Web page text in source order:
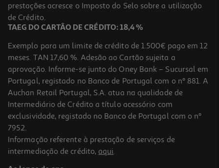
12,90 € PVP de editor
11,61 €
-10%
Livro Não Sou O Teu Pai De Julia Donaldson Sara Ogilvie
prestações acresce o Imposto do Selo sobre a utilização
de Crédito.
TAEG DO CARTÃO DE CRÉDITO: 18,4 %
Exemplo para um limite de crédito de 1.500€ pago em 12
meses. TAN 17,60 %. Adesão ao Cartão sujeita a
aprovação. Informe-se junto do Oney Bank – Sucursal em
Portugal, registado no Banco de Portugal com o nº 881. A
Auchan Retail Portugal, S.A. atua na qualidade de
Intermediário de Crédito a título acessório com
exclusividade, registado no Banco de Portugal com o nº
7952.
Informação referente à prestação de serviços de
intermediação de crédito, aqui.